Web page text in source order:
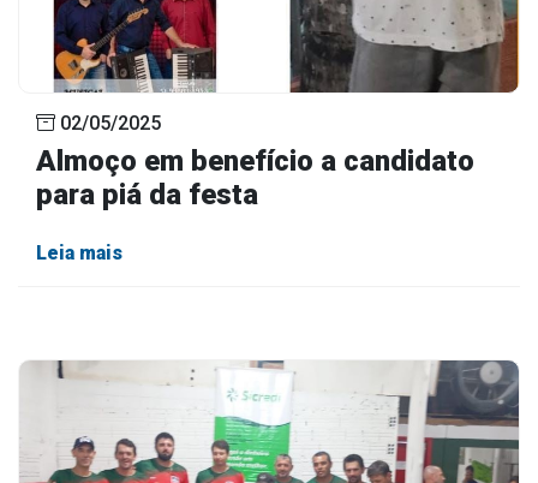
02/05/2025
Almoço em benefício a candidato
para piá da festa
Leia mais